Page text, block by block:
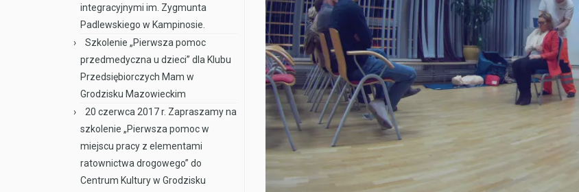
integracyjnymi im. Zygmunta
Padlewskiego w Kampinosie.
Szkolenie „Pierwsza pomoc
przedmedyczna u dzieci” dla Klubu
Przedsiębiorczych Mam w
Grodzisku Mazowieckim
20 czerwca 2017 r. Zapraszamy na
szkolenie „Pierwsza pomoc w
miejscu pracy z elementami
ratownictwa drogowego” do
Centrum Kultury w Grodzisku